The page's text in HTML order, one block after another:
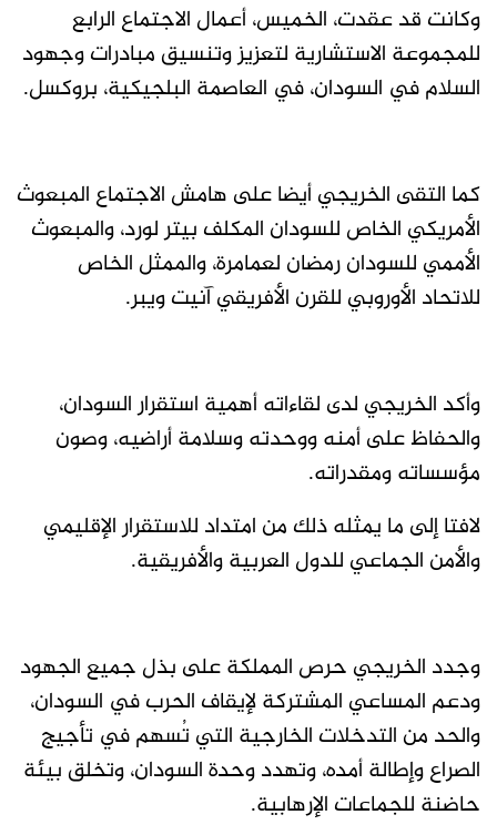
وكانت قد عقدت، الخميس، أعمال الاجتماع الرابع
للمجموعة الاستشارية لتعزيز وتنسيق مبادرات وجهود
السلام في السودان، في العاصمة البلجيكية، بروكسل.
كما التقى الخريجي أيضا على هامش الاجتماع المبعوث
الأمريكي الخاص للسودان المكلف بيتر لورد، والمبعوث
الأممي للسودان رمضان لعمامرة، والممثل الخاص
للاتحاد الأوروبي للقرن الأفريقي آنيت ويبر.
وأكد الخريجي لدى لقاءاته أهمية استقرار السودان،
والحفاظ على أمنه ووحدته وسلامة أراضيه، وصون
مؤسساته ومقدراته.
لافتا إلى ما يمثله ذلك من امتداد للاستقرار الإقليمي
والأمن الجماعي للدول العربية والأفريقية.
وجدد الخريجي حرص المملكة على بذل جميع الجهود
ودعم المساعي المشتركة لإيقاف الحرب في السودان،
والحد من التدخلات الخارجية التي تُسهم في تأجيج
الصراع وإطالة أمده، وتهدد وحدة السودان، وتخلق بيئة
حاضنة للجماعات الإرهابية.